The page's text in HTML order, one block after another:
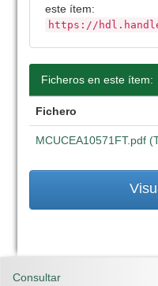
este ítem:
https://
Ficheros en este ítem:
Fichero
MCUCEA10571FT.pdf
Consultar